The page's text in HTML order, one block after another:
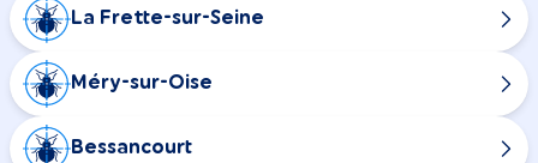
La Frette-sur-Seine
Méry-sur-Oise
Bessancourt